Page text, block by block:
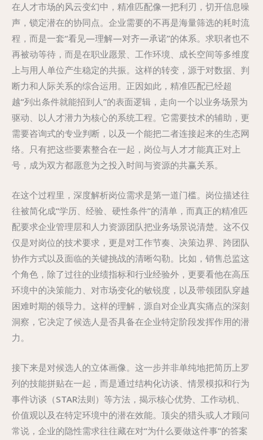
在人才市场的风云变幻中，精准匹配像一把利刃，切开信息噪
声，锁定潜在的协同点。企业需要的不再是海量筛选的耗时流
程，而是一套“看见—理解—对齐—承诺”的体系。求职者也不
再被动等待，而是在职业愿景、工作环境、成长空间等多维度
上与用人单位产生稳定的共振。这样的转变，源于对数据、判
断力和人际关系的综合运用。正因如此，精准匹配已经超
越“列出条件就能招到人”的表面逻辑，走向一个以业务场景为
驱动、以人才潜力为核心的系统工程。它需要技术的辅助，更
需要咨询式的专业判断，以及一个能把二者连接起来的生态网
络。只有把这些要素整合在一起，岗位与人才才能真正对上
号，成为双方都愿意为之投入时间与资源的共赢关系。
在这个过程里，深度解析岗位需求是第一道门槛。岗位描述往
往被简化成“学历、经验、硬性条件”的清单，而真正的精准匹
配要求企业管理层和人力资源团队把业务场景说清楚。这不仅
仅是对岗位的技术要求，更是对工作节奏、决策边界、跨团队
协作方式以及面临的关键挑战的清晰勾勒。比如，销售总监这
个角色，除了过往的业绩指标和行业经验外，更要看他在高压
环境中的决策能力、对市场变化的敏锐度，以及带领团队穿越
困难时期的领导力。这样的理解，源自对企业真实痛点的深刻
洞察，它决定了候选人是否具备在企业特定阶段发挥作用的潜
力。
接下来是对候选人的立体画像。这一步并非单纯地把简历上罗
列的技能拼贴在一起，而是通过结构化访谈、情景模拟和行为
事件访谈（STAR法则）等方法，揭示核心优势、工作动机、
价值观以及在特定环境中的潜在效能。顶尖的猎头或人才顾问
常说，企业的隐性需求往往藏在对“为什么要做这件事”的答案